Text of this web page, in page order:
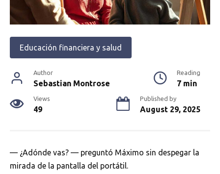
Educación financiera y salud
Author
Sebastian Montrose
Reading
7 min
Views
49
Published by
August 29, 2025
— ¿Adónde vas? — preguntó Máximo sin despegar la
mirada de la pantalla del portátil.